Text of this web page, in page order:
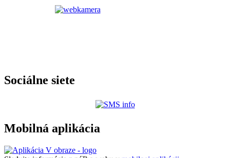
Sociálne siete
Mobilná aplikácia